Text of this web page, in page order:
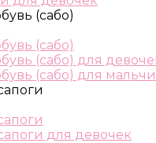
(сабо)
(сабо)
(сабо) для
(сабо) для
для девочек